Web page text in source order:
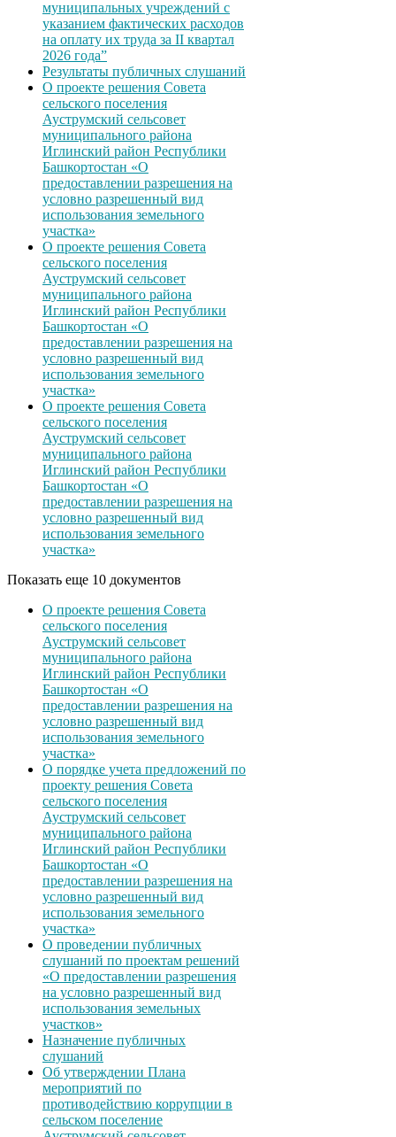
муниципальных учреждений с
указанием фактических расходов
на оплату их труда за II квартал
2026 года”
Результаты публичных слушаний
О проекте решения Совета
сельского поселения
Ауструмский сельсовет
муниципального района
Иглинский район Республики
Башкортостан «О
предоставлении разрешения на
условно разрешенный вид
использования земельного
участка»
О проекте решения Совета
сельского поселения
Ауструмский сельсовет
муниципального района
Иглинский район Республики
Башкортостан «О
предоставлении разрешения на
условно разрешенный вид
использования земельного
участка»
О проекте решения Совета
сельского поселения
Ауструмский сельсовет
муниципального района
Иглинский район Республики
Башкортостан «О
предоставлении разрешения на
условно разрешенный вид
использования земельного
участка»
Показать еще 10 документов
О проекте решения Совета
сельского поселения
Ауструмский сельсовет
муниципального района
Иглинский район Республики
Башкортостан «О
предоставлении разрешения на
условно разрешенный вид
использования земельного
участка»
О порядке учета предложений по
проекту решения Совета
сельского поселения
Ауструмский сельсовет
муниципального района
Иглинский район Республики
Башкортостан «О
предоставлении разрешения на
условно разрешенный вид
использования земельного
участка»
О проведении публичных
слушаний по проектам решений
«О предоставлении разрешения
на условно разрешенный вид
использования земельных
участков»
Назначение публичных
слушаний
Об утверждении Плана
мероприятий по
противодействию коррупции в
сельском поселение